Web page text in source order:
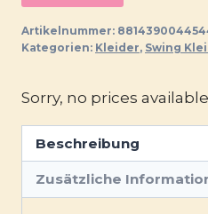
Artikelnummer:
Kategorien: Kleider, Swing
Sorry, no prices
Beschreibung
Zusätzliche